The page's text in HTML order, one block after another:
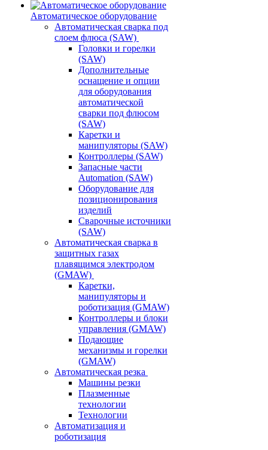
Автоматическое оборудование
Автоматическая сварка под
слоем флюса (SAW)
Головки и горелки
(SAW)
Дополнительные
оснащение и опции
для оборудования
автоматической
сварки под флюсом
(SAW)
Каретки и
манипуляторы (SAW)
Контроллеры (SAW)
Запасные части
Automation (SAW)
Оборудование для
позиционирования
изделий
Сварочные источники
(SAW)
Автоматическая сварка в
защитных газах
плавящимся электродом
(GMAW)
Каретки,
манипуляторы и
роботизация (GMAW)
Контроллеры и блоки
управления (GMAW)
Подающие
механизмы и горелки
(GMAW)
Автоматическая резка
Машины резки
Плазменные
технологии
Технологии
Автоматизация и
роботизация